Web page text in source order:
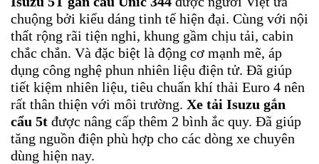
chuộng bởi kiểu dáng tinh tế hiện đại. Cùng với nội
thất rộng rãi tiện nghi, khung gầm chịu tải, cabin
chắc chắn. Và đặc biệt là động cơ mạnh mẽ, áp
dụng công nghệ phun nhiên liệu điện tử. Đã giúp
tiết kiệm nhiên liệu, tiêu chuẩn khí thải Euro 4 nên
rất thân thiện với môi trường. Xe tải Isuzu gắn
cẩu 5t được nâng cấp thêm 2 bình ắc quy. Đã giúp
tăng nguồn điện phù hợp cho các dòng xe chuyên
dùng hiện nay.